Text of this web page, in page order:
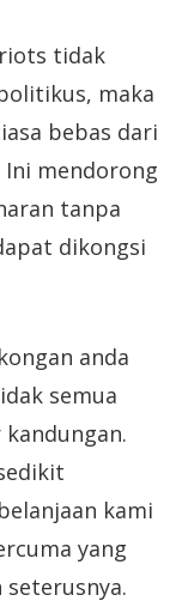
tidak
maka
bebas dari
mendorong
tanpa
dikongsi
anda
semua
kami
yang